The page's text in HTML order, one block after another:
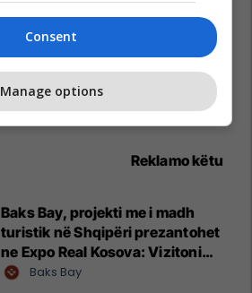
Reklamo këtu
Baks Bay, projekti me i madh
turistik në Shqipëri prezantohet
ne Expo Real Kosova: Vizitoni
shtandin dhe zbuloni
Baks Bay
Consent
Manage options